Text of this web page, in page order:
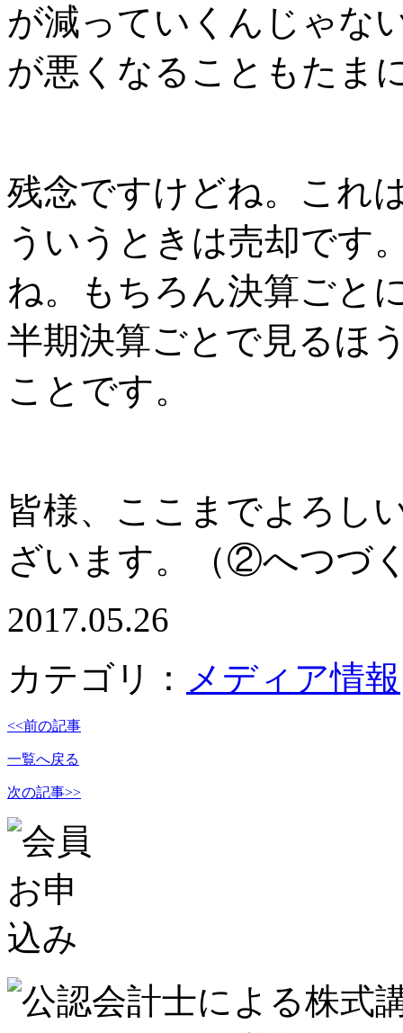
が減っていくんじゃな
が悪くなることもたま
残念ですけどね。これ
ういうときは売却です
ね。もちろん決算ごと
半期決算ごとで見るほ
ことです。
皆様、ここまでよろし
ざいます。（②へつづ
2017.05.26
カテゴリ： メディア情報
<<前の記事
一覧へ戻る
次の記事>>